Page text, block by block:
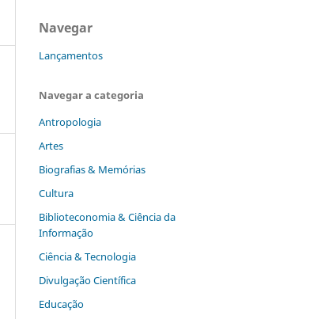
Navegar
Lançamentos
Navegar a categoria
Antropologia
Artes
Biografias & Memórias
Cultura
Biblioteconomia & Ciência da
Informação
Ciência & Tecnologia
Divulgação Científica
Educação